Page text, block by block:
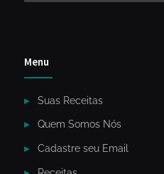
Menu
Suas Receitas
Quem Somos Nós
Cadastre seu Email